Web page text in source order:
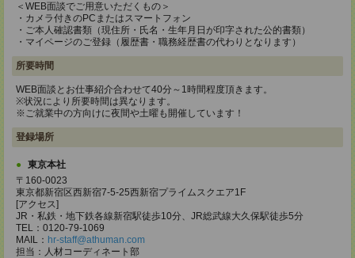
＜WEB面談でご用意いただくもの＞
・カメラ付きのPCまたはスマートフォン
・ご本人確認書類（現住所・氏名・生年月日が印字された公的書類）
・マイページのご登録（履歴書・職務経歴書の代わりとなります）
所要時間
WEB面談とお仕事紹介合わせて40分～1時間程度頂きます。
※状況により所要時間は異なります。
※ご就業中の方向けに夜間や土曜も開催しています！
登録場所
東京本社
〒160-0023
東京都新宿区西新宿7-5-25西新宿プライムスクエア1F
[アクセス]
JR・私鉄・地下鉄各線新宿駅徒歩10分、JR総武線大久保駅徒歩5分
TEL：0120-79-1069
MAIL： hr-staff@athuman.com
担当：人材コーディネート部